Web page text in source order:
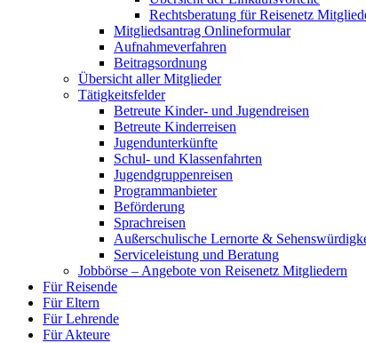
Rechtsberatung für Reisenetz
Mitgliedsantrag Onlineformular
Aufnahmeverfahren
Beitragsordnung
Übersicht aller Mitglieder
Tätigkeitsfelder
Betreute Kinder- und Jugendreisen
Betreute Kinderreisen
Jugendunterkünfte
Schul- und Klassenfahrten
Jugendgruppenreisen
Programmanbieter
Beförderung
Sprachreisen
Außerschulische Lernorte &
Serviceleistung und Beratung
Jobbörse – Angebote von Reisenetz Mitgliedern
Für Reisende
Für Eltern
Für Lehrende
Für Akteure